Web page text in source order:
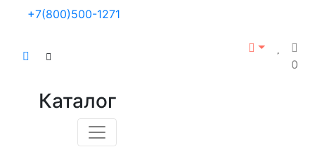
+7(800)500-1271
0
Каталог